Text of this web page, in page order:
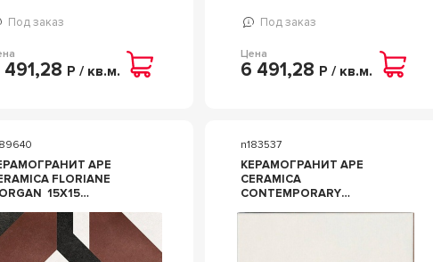
Под заказ
491,28 Р / кв.м.
Под заказ
Цена
6 491,28 Р / кв.м.
APE
FLORIANE
15Х15
n183537
КЕРАМОГРАНИТ APE
CERAMICA
CONTEMPORARY